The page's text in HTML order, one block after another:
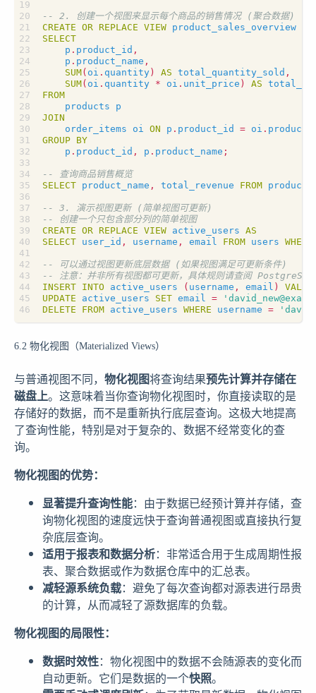
CREATE OR REPLACE VIEW product_sales_overview
SELECT
p . product_id ,
p . product_name ,
SUM( oi . quantity ) AS total_quantity_sold ,
SUM( oi . quantity * oi . unit_price ) AS
FROM
products
p
JOIN
order_items
oi ON p . product_id = oi .
GROUP BY
p . product_id , p . product_name ;
SELECT product_name , total_revenue FROM
CREATE OR REPLACE VIEW active_users AS
SELECT user_id , username , email FROM users WHERE
INSERT INTO active_users ( username , email )
UPDATE
active_users SET email = '
DELETE
FROM active_users WHERE username =
6.2 物化视图（Materialized Views）
与普通视图不同， 物化视图将查询结果预先计算并存储在
磁盘上。这意味着当你查询物化视图时，你直接读取的是
存储好的数据，而不是重新执行底层查询。这极大地提高
了查询性能，特别是对于复杂的、数据不经常变化的查
询。
物化视图的优势：
显著提升查询性能：由于数据已经预计算并存储，查
询物化视图的速度远快于查询普通视图或直接执行复
杂底层查询。
适用于报表和数据分析：非常适合用于生成周期性报
表、聚合数据或作为数据仓库中的汇总表。
减轻源系统负载：避免了每次查询都对源表进行昂贵
的计算，从而减轻了源数据库的负载。
物化视图的局限性：
数据时效性：物化视图中的数据不会随源表的变化而
自动更新。它们是数据的一个快照。